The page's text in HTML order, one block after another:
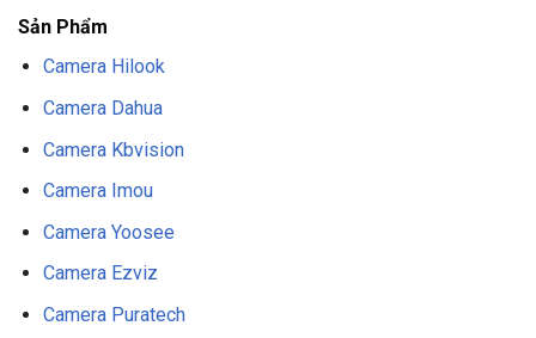
Sản Phẩm
Camera Hilook
Camera Dahua
Camera Kbvision
Camera Imou
Camera Yoosee
Camera Ezviz
Camera Puratech